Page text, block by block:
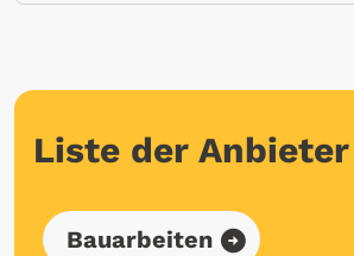
Liste der Anbieter
Bauarbeiten